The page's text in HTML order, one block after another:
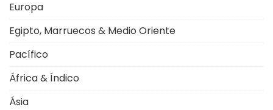
Europa
Egipto, Marruecos & Medio Oriente
Pacífico
África & Índico
Ásia